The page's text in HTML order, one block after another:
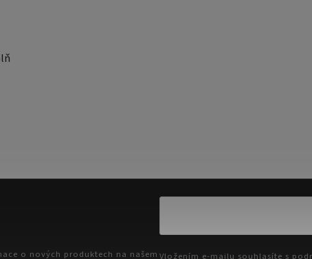
o nových produktech na našem Vložením e-mailu souhlasíte s